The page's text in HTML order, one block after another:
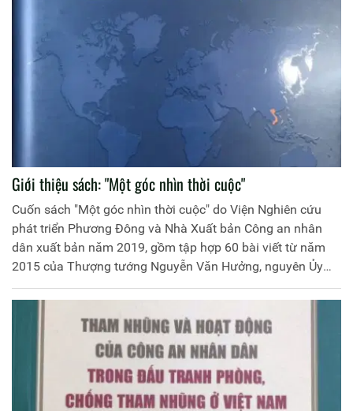
Giới thiệu sách: "Một góc nhìn thời cuộc"
Cuốn sách "Một góc nhìn thời cuộc" do Viện Nghiên cứu
phát triển Phương Đông và Nhà Xuất bản Công an nhân
dân xuất bản năm 2019, gồm tập hợp 60 bài viết từ năm
2015 của Thượng tướng Nguyễn Văn Hưởng, nguyên Ủy
viên Trung ương Đảng, Thứ trưởng Bộ Công an.